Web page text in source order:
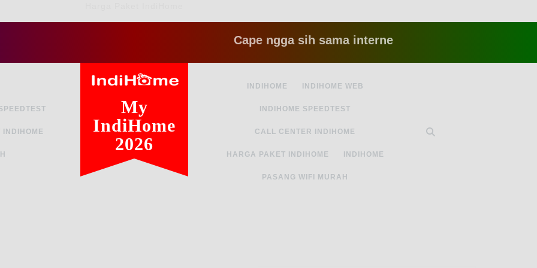
Cape ngga sih sama internet yang lambat gitu gitu aja
INDIHOME
My
IndiHome
2026
INDIHOME INDIHOME WEB
INDIHOME SPEEDTEST
CALL CENTER INDIHOME
HARGA PAKET INDIHOME INDIHOME
PASANG WIFI MURAH